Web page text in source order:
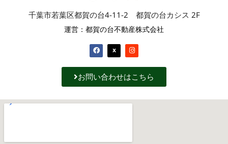
千葉市若葉区都賀の台4-11-2 都賀の台カシス 2F
運営：都賀の台不動産株式会社
お問い合わせはこちら